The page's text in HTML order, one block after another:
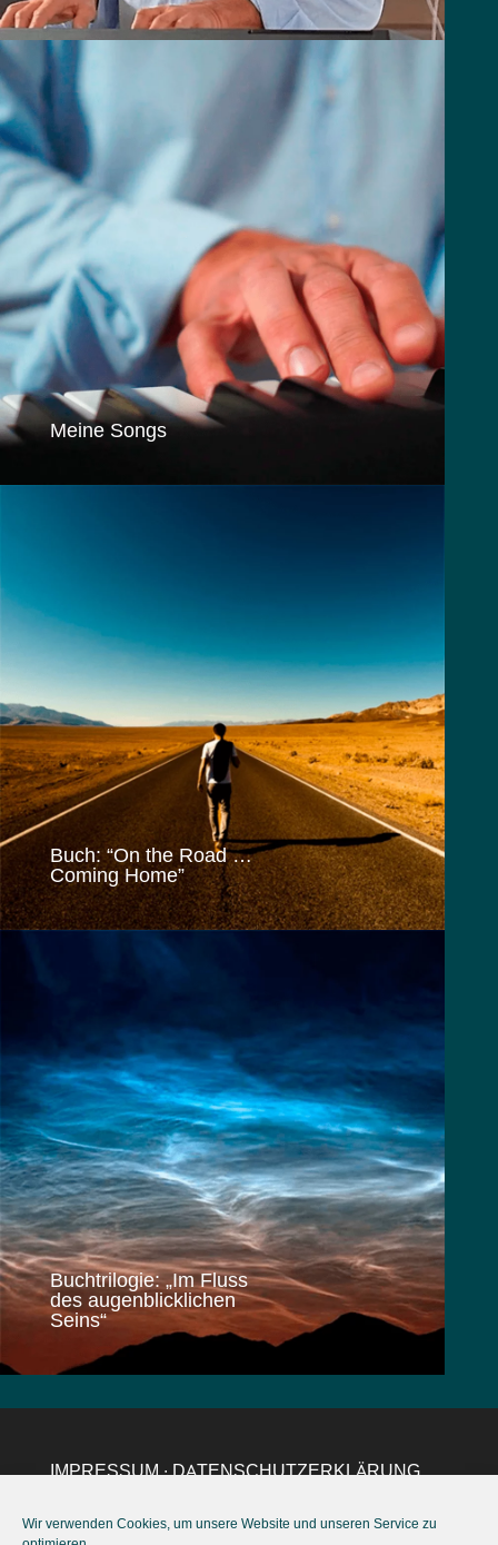
Wir verwenden Cookies, um unsere Website und unseren Service zu
Meine Songs
Buch: “On the Road …
Coming Home”
Buchtrilogie: „Im Fluss
des augenblicklichen
Seins“
IMPRESSUM∙DATENSCHUTZERKLÄRUNG
life.eu,+49(0)157 37886122